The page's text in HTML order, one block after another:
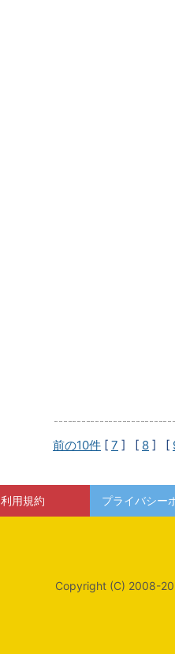
前の10件 [ 7 ] [ 8 ] [
利用規約 プライバシー
Copyright (C) 2008-